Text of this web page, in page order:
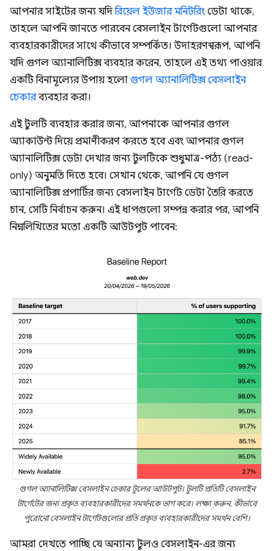
আপনার সাইটের জন্য যদিরিয়েল ইউজার মনিটরিং ডেটা থাকে,
তাহলে আপনি জানতে পারবেন বেসলাইন টার্গেটগুলো আপনার
ব্যবহারকারীদের সাথে কীভাবে সম্পর্কিত। উদাহরণস্বরূপ, আপনি
যদি গুগল অ্যানালিটিক্স ব্যবহার করেন, তাহলে এই তথ্য পাওয়ার
একটি বিনামূল্যের উপায় হলো গুগল অ্যানালিটিক্স বেসলাইন
চেকারব্যবহার করা।
এই টুলটি ব্যবহার করার জন্য, আপনাকে আপনার গুগল
অ্যাকাউন্ট দিয়ে প্রমাণীকরণ করতে হবে এবং আপনার গুগল
অ্যানালিটিক্স ডেটা দেখার জন্য টুলটিকে শুধুমাত্র-পঠ্য (read-
only) অনুমতি দিতে হবে। সেখান থেকে, আপনি যে গুগল
অ্যানালিটিক্স প্রপার্টির জন্য বেসলাইন টার্গেট ডেটা তৈরি করতে
চান, সেটি নির্বাচন করুন। এই ধাপগুলো সম্পন্ন করার পর, আপনি
নিম্নলিখিতের মতো একটি আউটপুট পাবেন:
গুগল অ্যানালিটিক্স বেসলাইন চেকার টুলের আউটপুট। টুলটি প্রতিটি বেসলাইন
টার্গেটের জন্য প্রকৃত ব্যবহারকারীদের সমর্থনকে ভাগ করে। লক্ষ্য করুন, কীভাবে
পুরোনো বেসলাইন টার্গেটগুলোর প্রতি প্রকৃত ব্যবহারকারীদের সমর্থন বেশি।
আমরা দেখতে পাচ্ছি যে অন্যান্য টুলও বেসলাইন-এর জন্য